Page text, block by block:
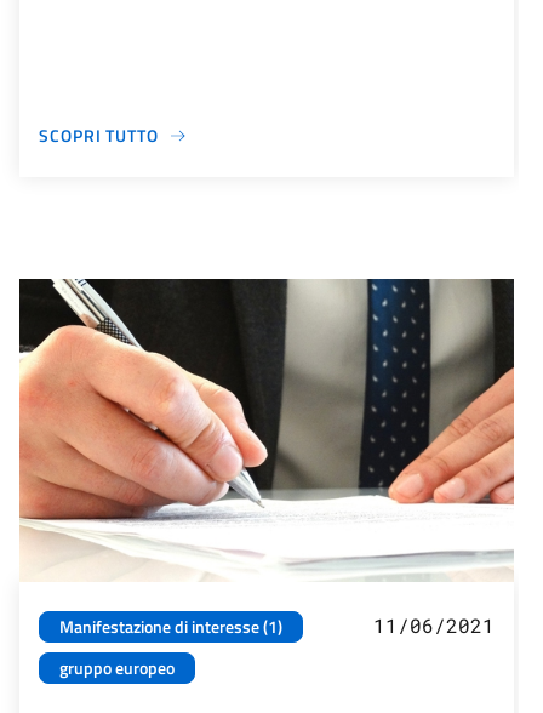
SCOPRI TUTTO
Manifestazione di interesse (1)
gruppo europeo
11/06/2021